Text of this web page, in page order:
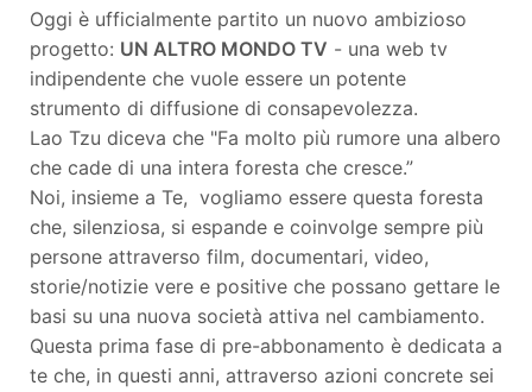
Oggi è ufficialmente partito un nuovo ambizioso
progetto: UN ALTRO MONDO TV - una web tv
indipendente che vuole essere un potente
strumento di diffusione di consapevolezza.
Lao Tzu diceva che "Fa molto più rumore una albero
che cade di una intera foresta che cresce.”
Noi, insieme a Te, vogliamo essere questa foresta
che, silenziosa, si espande e coinvolge sempre più
persone attraverso film, documentari, video,
storie/notizie vere e positive che possano gettare le
basi su una nuova società attiva nel cambiamento.
Questa prima fase di pre-abbonamento è dedicata a
te che, in questi anni, attraverso azioni concrete sei